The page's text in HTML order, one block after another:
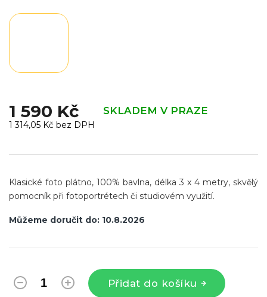
1 590 Kč SKLADEM V PRAZE
1 314,05 Kč bez DPH
cena:
Můžeme doručit do: 10.8.2026
Přidat do košíku
Klasické foto plátno, 100% bavlna, délka 3 x 4 metry, skvělý
pomocník při fotoportrétech či studiovém využití.